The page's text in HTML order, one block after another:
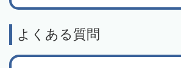
よくある質問